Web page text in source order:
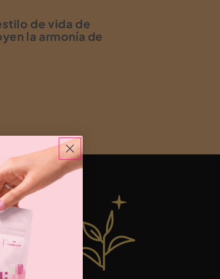
de vida de
la armonía de